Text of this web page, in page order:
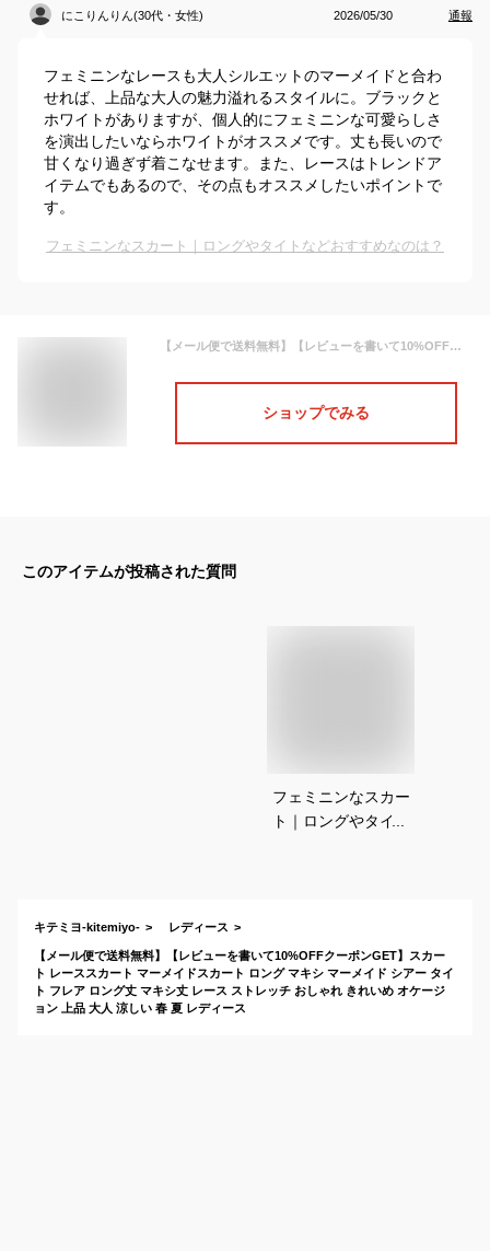
にこりんりん(30代・女性) 2026/05/30 通報
フェミニンなレースも大人シルエットのマーメイドと合わ
せれば、上品な大人の魅力溢れるスタイルに。ブラックと
ホワイトがありますが、個人的にフェミニンな可愛らしさ
を演出したいならホワイトがオススメです。丈も長いので
甘くなり過ぎず着こなせます。また、レースはトレンドア
イテムでもあるので、その点もオススメしたいポイントで
す。
フェミニンなスカート｜ロングやタイトなどおすすめなのは？
【メール便で送料無料】【レビューを書いて10%OFFクーポンGET】スカート レーススカート マーメイドスカート ロング マキシ マーメイド シアー タイト フレア ロング丈 マキシ丈 レース ストレッチ おしゃれ きれいめ オケージョン 上品 大人 涼しい 春 夏 レディース
ショップでみる
このアイテムが投稿された質問
フェミニンなスカー
ト｜ロングやタイト
キテミヨ-kitemiyo- レディース
【メール便で送料無料】【レビューを書いて10%OFFクーポンGET】スカー
ト レーススカート マーメイドスカート ロング マキシ マーメイド シアー タイ
ト フレア ロング丈 マキシ丈 レース ストレッチ おしゃれ きれいめ オケージ
ョン 上品 大人 涼しい 春 夏 レディース